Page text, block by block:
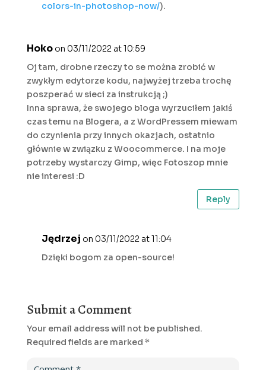
colors-in-photoshop-now/).
Hoko on 03/11/2022 at 10:59
Oj tam, drobne rzeczy to se można zrobić w
zwykłym edytorze kodu, najwyżej trzeba trochę
poszperać w sieci za instrukcją ;)
Inna sprawa, że swojego bloga wyrzuciłem jakiś
czas temu na Blogera, a z WordPressem miewam
do czynienia przy innych okazjach, ostatnio
głównie w związku z Woocommerce. I na moje
potrzeby wystarczy Gimp, więc Fotoszop mnie
nie interesi :D
Reply
Jędrzej on 03/11/2022 at 11:04
Dzięki bogom za open-source!
Submit a Comment
Your email address will not be published.
Required fields are marked *